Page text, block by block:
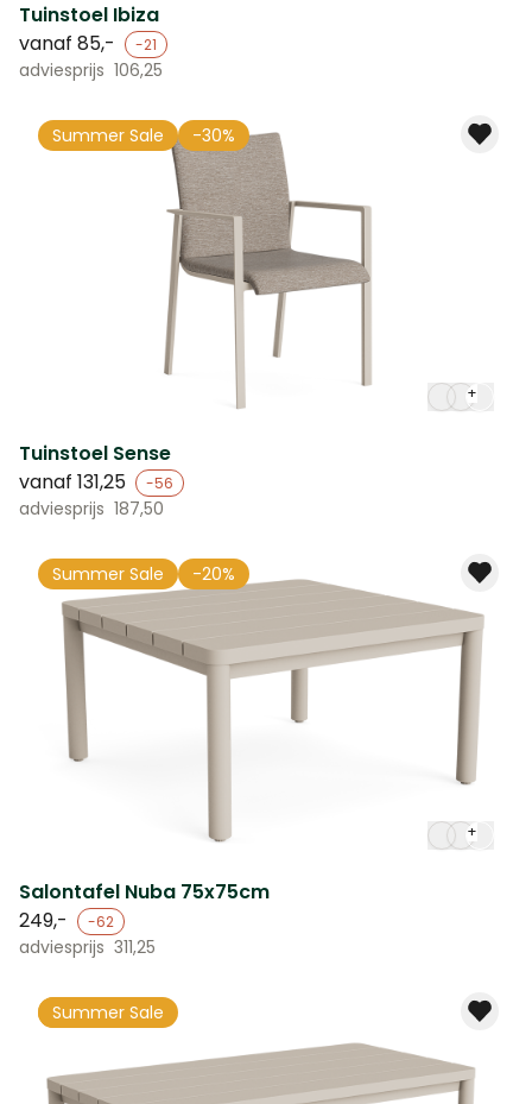
Tuinstoel Ibiza
vanaf 85,- -21
adviesprijs 106,25
+
Tuinstoel Sense
vanaf 131,25 -56
adviesprijs 187,50
Summer Sale -30%
+
Salontafel Nuba 75x75cm
249,-
-62
adviesprijs 311,25
Summer Sale -20%
-20%
Summer Sale